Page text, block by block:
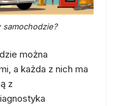
można
a każda z nich ma
z